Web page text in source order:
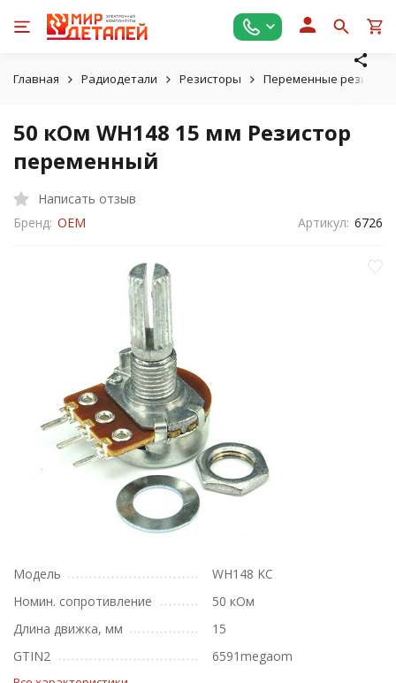
Главная Радиодетали Резисторы Переменные
50 кОм WH148 15 мм Резистор
переменный
Написать отзыв
Бренд: OEM Артикул: 6726
Модель
WH148 KC
Номин. сопротивление
50 кОм
Длина движка, мм
15
GTIN2
6591megaom